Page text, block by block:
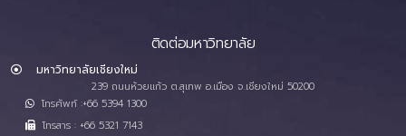
ติดต่อมหาวิทยาลัย
มหาวิทยาลัยเชียงใหม่
239 ถนนห้วยแก้ว ต.สุเทพ อ.เมือง จ.เชียงใหม่ 50200
โทรศัพท์ :+66 5394 1300
โทรสาร : +66 5321 7143